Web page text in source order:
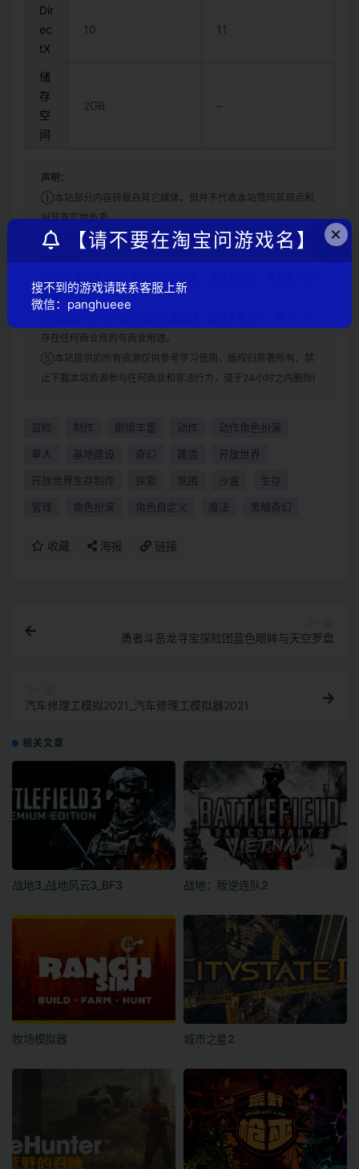
Dir
ec
tX
10 11
储
存
空
间
2GB –
声明：
①本站部分内容转载自其它媒体，但并不代表本站赞同其观点和
对其真实性负责。
②若您需要商业运营或用于其他商业活动，请您购买正版授权并
间解决！
存在任何商业目的与商业用途。
⑤本站提供的所有资源仅供参考学习使用，版权归原著所有，禁
止下载本站资源参与任何商业和非法行为，请于24小时之内删除!
冒险 制作 剧情丰富 动作 动作角色扮演
单人 基地建设 奇幻 建造 开放世界
开放世界生存制作 探索 氛围 沙盒 生存
管理 角色扮演 角色自定义 魔法 黑暗奇幻
收藏 海报 链接
勇者斗恶龙寻宝探险团蓝色眼眸与天空罗盘
汽车修理工模拟2021_汽车修理工模拟器2021
相关文章
战地3_战地风云3_BF3 战地：叛逆连队2
牧场模拟器 城市之星2
×
【请不要在淘宝问游戏名】
搜不到的游戏请联系客服上新
微信：panghueee